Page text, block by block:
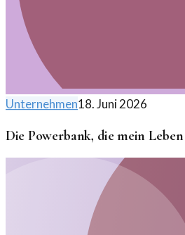
Unternehmen18. Juni 2026
Die Powerbank, die mein